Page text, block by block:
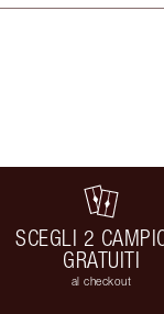
SCEGLI 2
GRATUITI
al checkout